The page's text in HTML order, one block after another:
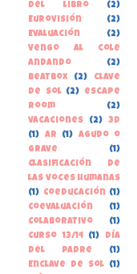
del libro
(2)
Eurovisión
(2)
Evaluación
(2)
Vengo al cole
andando
(2)
beatbox
(2)
clave
de sol (2)
escape
room
(2)
vacaciones
(2)
3D
(1)
AR (1)
Agudo o
grave
(1)
Clasificación de
las voces humanas
(1) Coeducación (1)
Coevaluación
(1)
Colaborativo
(1)
Curso 13/14
(1)
Día
del Padre
(1)
Enclave de Sol
(1)